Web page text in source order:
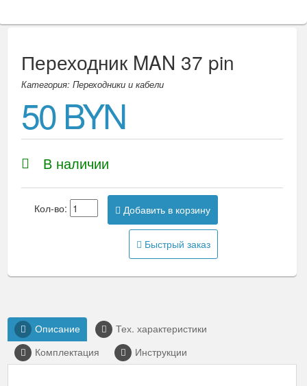
Переходник MAN 37 pin
Категория: Переходники и кабели
50 BYN
В наличии
Кол-во: Добавить в корзину
Быстрый заказ
Описание
Тех. характеристики
Комплектация
Инструкции